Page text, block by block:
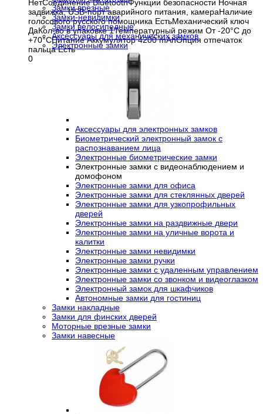
НетСоединение BluetoothФункции безопасности Ночная
задвижка, USB-порт аварийного питания, камераНаличие
голосового русского помощника ЕстьМеханический ключ
ДаКол-во в упаковке 1Температурный режим От -20°C до
+70°CПитание Аккумулятор 4200 mAhОпция отпечаток
пальца Есть
0
Замки врезные
Замки-невидимки
Замки велосипедные
Аксессуары для механических замков
Электронные замки
Аксессуары для электронных замков
Биометрический электронный замок с
распознаванием лица
Электронные биометрические замки
Электронные замки с видеонаблюдением и
домофоном
Электронные замки для офиса
Электронные замки для стеклянных дверей
Электронные замки для узкопрофильных
дверей
Электронные замки на раздвижные двери
Электронные замки на уличные ворота и
калитки
Электронные замки невидимки
Электронные замки ручки
Электронные замки с удаленным управлением
Электронные замки со звонком и видеоглазком
Электронный замок для шкафчиков
Автономные замки для гостиниц
Замки накладные
Замки для финских дверей
Моторные врезные замки
Замки навесные